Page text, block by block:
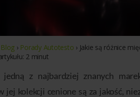
Blog › Porady Autotesto ›Jakie są różnice
2 minut
jedną z najbardziej znanych
jej kolekcji cenione są za jakość,